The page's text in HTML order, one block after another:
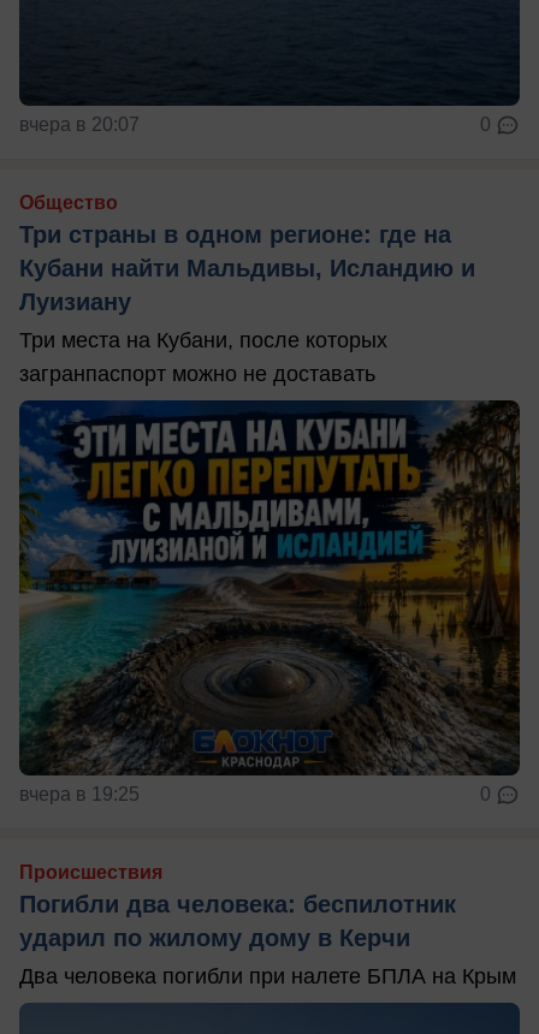
вчера в 20:07 0
Общество
Три страны в одном регионе: где на
Кубани найти Мальдивы, Исландию и
Луизиану
Три места на Кубани, после которых
загранпаспорт можно не доставать
вчера в 19:25 0
Происшествия
Погибли два человека: беспилотник
ударил по жилому дому в Керчи
Два человека погибли при налете БПЛА на Крым